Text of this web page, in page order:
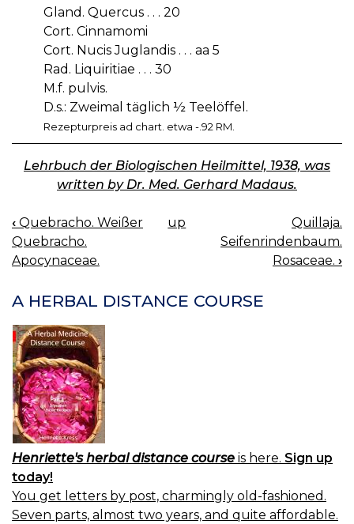
Gland. Quercus . . . 20
Cort. Cinnamomi
Cort. Nucis Juglandis . . . aa 5
Rad. Liquiritiae . . . 30
M.f. pulvis.
D.s.: Zweimal täglich ½ Teelöffel.
Rezepturpreis ad chart. etwa -.92 RM.
Lehrbuch der Biologischen Heilmittel, 1938, was
written by Dr. Med. Gerhard Madaus.
BOOK
NAVIGATION
‹ Quebracho. Weißer
Quebracho.
Apocynaceae.
up
Quillaja.
Seifenrindenbaum.
Rosaceae. ›
A HERBAL DISTANCE COURSE
Henriette's herbal distance course is here. Sign up
today!
You get letters by post, charmingly old-fashioned.
Seven parts, almost two years, and quite affordable.